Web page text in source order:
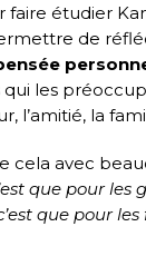
faire étudier
de
qui les
l’amitié, la
cela avec
que pour les
que pour les